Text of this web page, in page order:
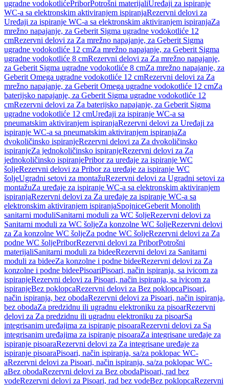
ugradne vodokotlićePriborPotrošni materijaliUređaji za ispiranje
WC-a sa elektronskim aktiviranjem ispiranjaRezervni delovi za
Uređaji za ispiranje WC-a sa elektronskim aktiviranjem ispiranjaZa
mrežno napajanje, za Geberit Sigma ugradne vodokotliće 12
cmRezervni delovi za Za mrežno napajanje, za Geberit Sigma
ugradne vodokotliće 12 cmZa mrežno napajanje, za Geberit Sigma
ugradne vodokotliće 8 cmRezervni delovi za Za mrežno napajanje,
za Geberit Sigma ugradne vodokotliće 8 cmZa mrežno napajanje, za
Geberit Omega ugradne vodokotliće 12 cmRezervni delovi za Za
mrežno napajanje, za Geberit Omega ugradne vodokotliće 12 cmZa
baterijsko napajanje, za Geberit Sigma ugradne vodokotliće 12
cmRezervni delovi za Za baterijsko napajanje, za Geberit Sigma
ugradne vodokotliće 12 cmUređaji za ispiranje WC-a sa
pneumatskim aktiviranjem ispiranjaRezervni delovi za Uređaji za
ispiranje WC-a sa pneumatskim aktiviranjem ispiranjaZa
dvokoličinsko ispiranjeRezervni delovi za Za dvokoličinsko
ispiranjeZa jednokoličinsko ispiranjeRezervni delovi za Za
jednokoličinsko ispiranjePribor za uređaje za ispiranje WC
šoljeRezervni delovi za Pribor za uređaje za ispiranje WC
šoljeUgradni setovi za montažuRezervni delovi za Ugradni setovi za
montažuZa uređaje za ispiranje WC-a sa elektronskim aktiviranjem
ispiranjaRezervni delovi za Za uređaje za ispiranje WC-a sa
elektronskim aktiviranjem ispiranjaSpojniceGeberit Monolith
sanitarni moduliSanitarni moduli za WC šoljeRezervni delovi za
Sanitarni moduli za WC šoljeZa konzolne WC šoljeRezervni delovi
za Za konzolne WC šoljeZa podne WC šoljeRezervni delovi za Za
podne WC šoljePriborRezervni delovi za PriborPotrošni
materijaliSanitarni moduli za bideeRezervni delovi za Sanitarni
moduli za bideeZa konzolne i podne bideeRezervni delovi za Za
konzolne i podne bideePisoariPisoari, način ispiranja, sa ivicom za
ispiranjeRezervni delovi za Pisoari, način ispiranja, sa ivicom za
ispiranjeBez poklopcaRezervni delovi za Bez poklopcaPisoari,
način ispiranja, bez obodaRezervni delovi za Pisoari, način ispiranja,
bez obodaZa predzidnu ili ugradnu elektroniku za pisoarRezervni
delovi za Za predzidnu ili ugradnu elektroniku za pisoarSa
integrisanim uređajima za ispiranje pisoaraRezervni delovi za Sa
integrisanim uređajima za ispiranje pisoaraZa integrisane uređaje za
ispiranje pisoaraRezervni delovi za Za integrisane uređaje za
ispiranje pisoaraPisoari, način ispiranja, sa/za poklopac WC-
aRezervni delovi za Pisoari, način ispiranja, sa/za poklopac WC-
aBez obodaRezervni delovi za Bez obodaPisoari, rad bez
vodeRezervni delovi za Pisoari, rad bez vodeBez poklopcaRezervni